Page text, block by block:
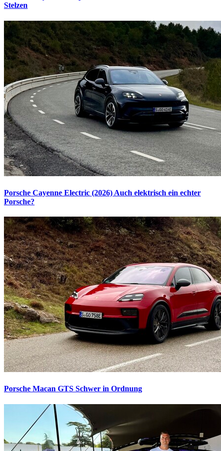
Stelzen
Porsche Cayenne Electric (2026) Auch elektrisch ein echter
Porsche?
Porsche Macan GTS Schwer in Ordnung